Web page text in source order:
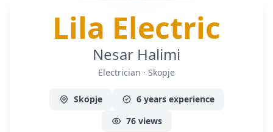
Lila Electric
Nesar Halimi
Electrician · Skopje
Skopje
6 years experience
76 views